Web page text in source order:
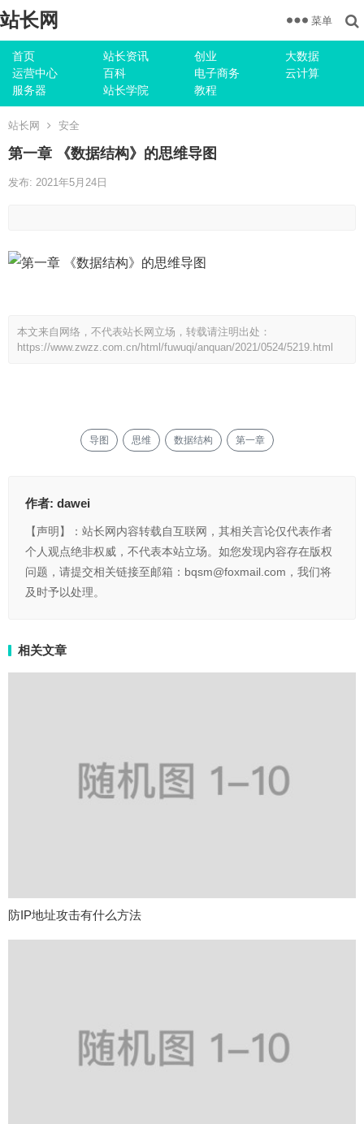
站长网
首页 站长资讯 创业
大数据
运营中心
百科 电子商务
云计算
服务器
站长学院 教程
菜单
站长网 安全
第一章 《数据结构》的思维导图
发布: 2021年5月24日
本文来自网络，不代表站长网立场，转载请注明出处：
https://www.zwzz.com.cn/html/fuwuqi/anquan/2021/0524/5219.html
导图 思维 数据结构 第一章
作者: dawei
【声明】：站长网内容转载自互联网，其相关言论仅代表作者
个人观点绝非权威，不代表本站立场。如您发现内容存在版权
问题，请提交相关链接至邮箱：bqsm@foxmail.com，我们将
及时予以处理。
相关文章
防IP地址攻击有什么方法